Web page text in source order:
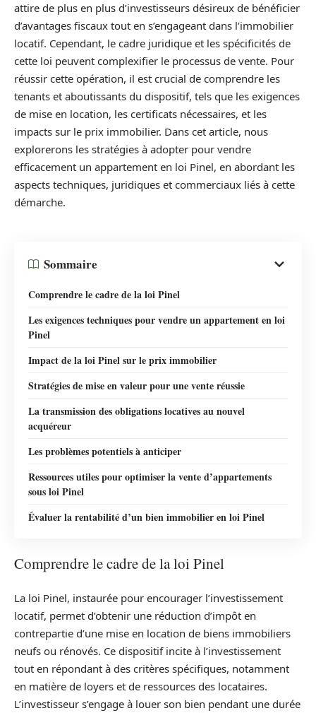
attire de plus en plus d’investisseurs désireux de bénéficier
d’avantages fiscaux tout en s’engageant dans l’immobilier
locatif. Cependant, le cadre juridique et les spécificités de
cette loi peuvent complexifier le processus de vente. Pour
réussir cette opération, il est crucial de comprendre les
tenants et aboutissants du dispositif, tels que les exigences
de mise en location, les certificats nécessaires, et les
impacts sur le prix immobilier. Dans cet article, nous
explorerons les stratégies à adopter pour vendre
efficacement un appartement en loi Pinel, en abordant les
aspects techniques, juridiques et commerciaux liés à cette
démarche.
Sommaire
Comprendre le cadre de la loi Pinel
Les exigences techniques pour vendre un appartement en loi
Pinel
Impact de la loi Pinel sur le prix immobilier
Stratégies de mise en valeur pour une vente réussie
La transmission des obligations locatives au nouvel
acquéreur
Les problèmes potentiels à anticiper
Ressources utiles pour optimiser la vente d’appartements
sous loi Pinel
Évaluer la rentabilité d’un bien immobilier en loi Pinel
Comprendre le cadre de la loi Pinel
La loi Pinel, instaurée pour encourager l’investissement
locatif, permet d’obtenir une réduction d’impôt en
contrepartie d’une mise en location de biens immobiliers
neufs ou rénovés. Ce dispositif incite à l’investissement
tout en répondant à des critères spécifiques, notamment
en matière de loyers et de ressources des locataires.
L’investisseur s’engage à louer son bien pendant une durée